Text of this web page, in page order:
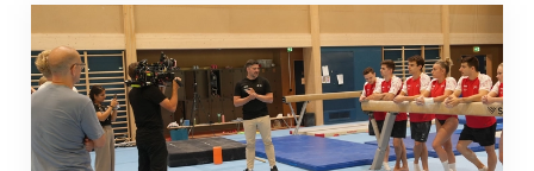
Mit klaren Zielen nach Zagreb